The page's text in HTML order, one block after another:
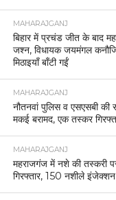
MAHARAJGANJ
बिहार में प्रचंड जीत के बाद
जश्न, विधायक जयमंगल
मिठाइयाँ बाँटी गईं
MAHARAJGANJ
नौतनवां पुलिस व एसएसबी की
मकई बरामद, एक तस्कर
MAHARAJGANJ
महराजगंज में नशे की तस्करी
गिरफ्तार, 150 नशीले इंजेक्शन